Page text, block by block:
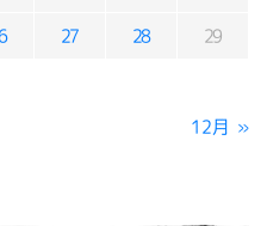
27 28 29
12月 »